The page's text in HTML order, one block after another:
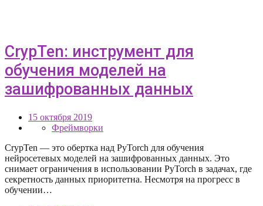
CrypTen: инструмент для
обучения моделей на
зашифрованных данных
15 октября 2019
Фреймворки
CrypTen — это обертка над PyTorch для обучения
нейросетевых моделей на зашифрованных данных. Это
снимает ограничения в использовании PyTorch в задачах, где
секретность данных приоритетна. Несмотря на прогресс в
обучении…